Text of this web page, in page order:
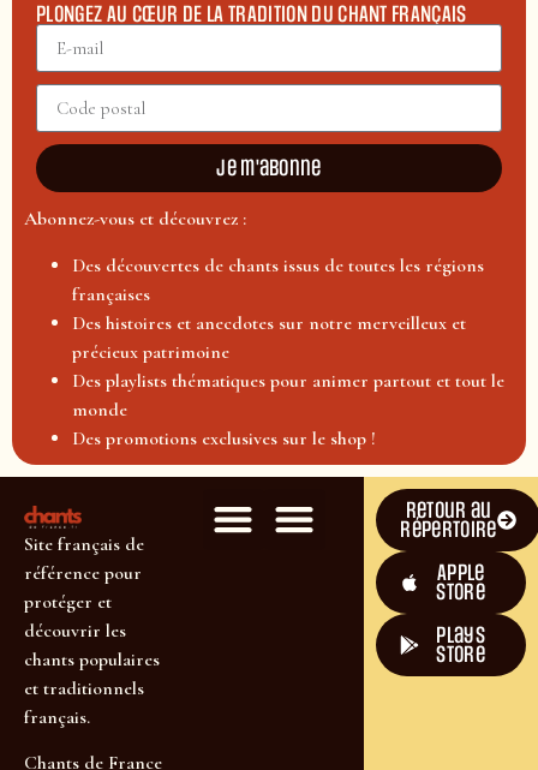
PLONGEZ AU CŒUR DE LA TRADITION DU CHANT FRANÇAIS
Je m'abonne
Abonnez-vous et découvrez :
Des découvertes de chants issus de toutes les régions
françaises
Des histoires et anecdotes sur notre merveilleux et
précieux patrimoine
Des playlists thématiques pour animer partout et tout le
monde
Des promotions exclusives sur le shop !
Site français de
référence pour
protéger et
découvrir les
chants populaires
et traditionnels
français.
Chants de France
Retour au
répertoire
Apple
Store
plays
store